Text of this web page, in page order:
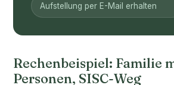
Rechenbeispiel: Familie
Personen, SISC-Weg